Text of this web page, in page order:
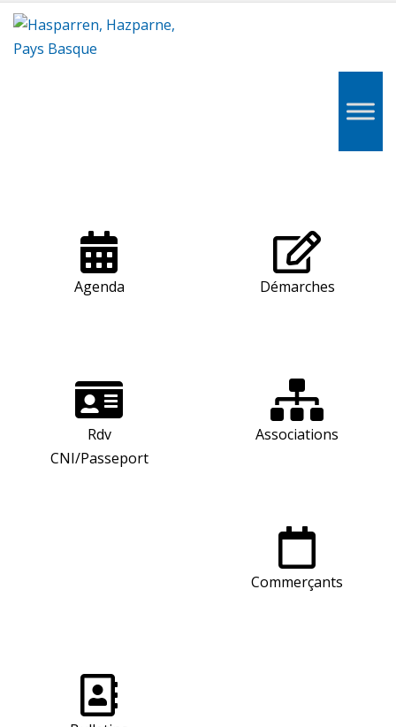
Hasparren,
Hazparne,
Agenda Démarches
Rdv
CNI/Passeport
Associations
Commerçants